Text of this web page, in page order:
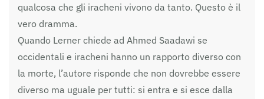
qualcosa che gli iracheni vivono da tanto. Questo è il
vero dramma.
Quando Lerner chiede ad Ahmed Saadawi se
occidentali e iracheni hanno un rapporto diverso con
la morte, l’autore risponde che non dovrebbe essere
diverso ma uguale per tutti: si entra e si esce dalla